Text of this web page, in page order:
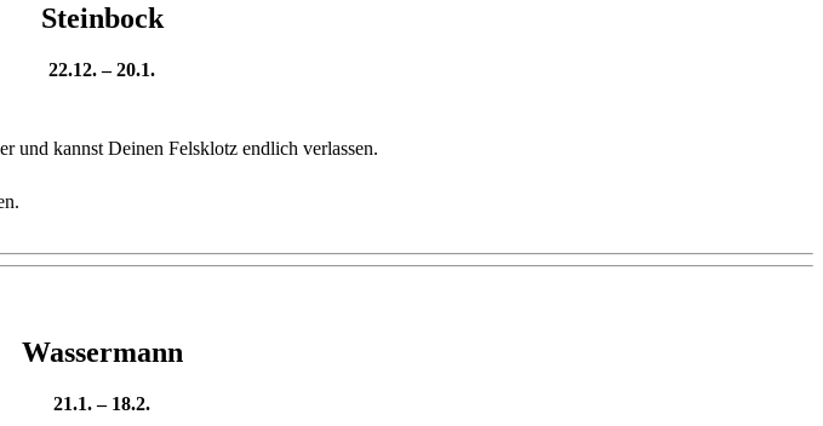
Steinbock
22.12. – 20.1.
und kannst Deinen Felsklotz endlich verlassen.
Wassermann
21.1. – 18.2.